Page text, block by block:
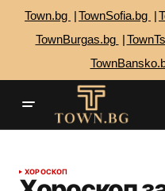
Town.bg TownSofia.bg
TownBurgas.bg
ХОРОСКОП